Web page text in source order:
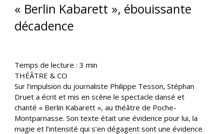
« Berlin Kabarett », ébouissante
décadence
Temps de lecture : 3 min
THÉÂTRE & CO
Sur l’impulsion du journaliste Philippe Tesson, Stéphan
Druet a écrit et mis en scène le spectacle dansé et
chanté « Berlin Kabarett », au théâtre de Poche-
Montparnasse. Son texte était une évidence pour lui, la
magie et l’intensité qui s’en dégagent sont une évidence